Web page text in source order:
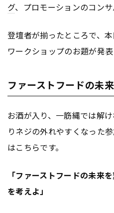
グ、プロモーションのコンサ
登壇者が揃ったところで、
ワークショップのお題が発表
ファーストフードの未
お酒が入り、一筋縄では解
りネジの外れやすくなった
はこちらです。
「ファーストフードの未来
を考えよ」